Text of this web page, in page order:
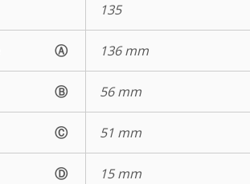
135
Ⓐ 136 mm
Ⓑ 56 mm
Ⓒ 51 mm
Ⓓ 15 mm